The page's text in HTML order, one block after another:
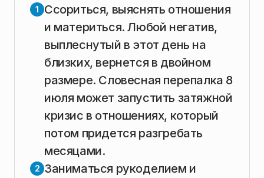
Ссориться, выяснять отношения
и материться. Любой негатив,
выплеснутый в этот день на
близких, вернется в двойном
размере. Словесная перепалка 8
июля может запустить затяжной
кризис в отношениях, который
потом придется разгребать
месяцами.
Заниматься рукоделием и